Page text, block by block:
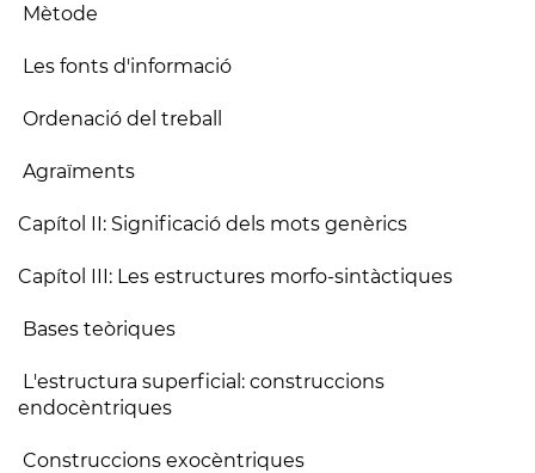
Mètode
Les fonts d'informació
Ordenació del treball
Agraïments
Capítol II: Significació dels mots genèrics
Capítol III: Les estructures morfo-sintàctiques
Bases teòriques
L'estructura superficial: construccions
endocèntriques
Construccions exocèntriques